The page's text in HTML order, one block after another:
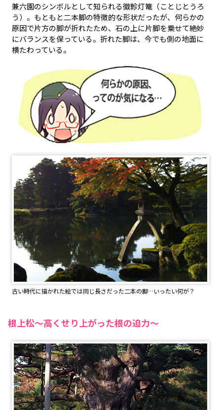
兼六園のシンボルとして知られる徽軫灯篭（ことじとうろ
う）。もともと二本脚の特徴的な形状だったが、何らかの
原因で片方の脚が折れたため、石の上に片脚を乗せて絶妙
にバランスを保っている。折れた脚は、今でも側の地面に
横たわっている。
古い時代に描かれた絵では同じ長さだった二本の脚…いったい何が？
根上松～高くせり上がった根の迫力～